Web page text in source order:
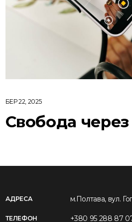
БЕР 22, 2025
Свобода
АДРЕСА м.Полтава, вул.
ТЕЛЕФОН +380 95 288 87